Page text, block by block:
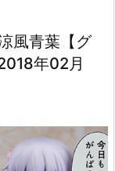
風青葉【グ
年02月